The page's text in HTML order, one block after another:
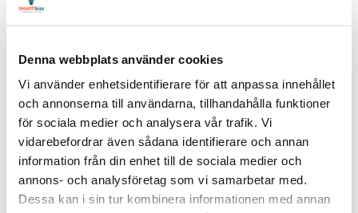
Denna webbplats använder cookies
Vi använder enhetsidentifierare för att anpassa innehållet
och annonserna till användarna, tillhandahålla funktioner
för sociala medier och analysera vår trafik. Vi
vidarebefordrar även sådana identifierare och annan
information från din enhet till de sociala medier och
annons- och analysföretag som vi samarbetar med.
Dessa kan i sin tur kombinera informationen med annan
Kom ihåg att de allra flesta i din köpgrupp inte är redo att köpa
just nu. Faktum är att95 procent av B2B-köparna inte är i
inte letar, så att du redan är det trygga och självklara valet när
de väl blir det. Och om hela köpgruppen behöver känna till dig
innan affären börjar, då räcker inte företagets egen sida och
ett par annonser. Du behöver fler röster, oftare, som talar om
er på ett trovärdigt sätt. Det är precis där dina medarbetare
kommer in.
ser det som en av de mest underskattade tillväxtmotorerna i
B2B just nu. Läs mer om varför i guiden om huraktiva